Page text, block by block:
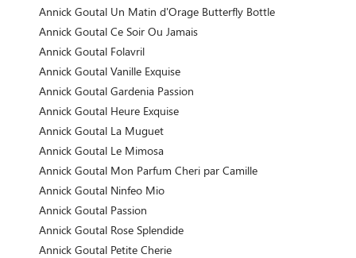
Annick Goutal Un Matin d'Orage Butterfly Bottle
Annick Goutal Ce Soir Ou Jamais
Annick Goutal Folavril
Annick Goutal Vanille Exquise
Annick Goutal Gardenia Passion
Annick Goutal Heure Exquise
Annick Goutal La Muguet
Annick Goutal Le Mimosa
Annick Goutal Mon Parfum Cheri par Camille
Annick Goutal Ninfeo Mio
Annick Goutal Passion
Annick Goutal Rose Splendide
Annick Goutal Petite Cherie